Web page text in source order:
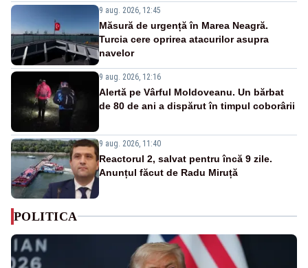
9 aug. 2026, 12:45
Măsură de urgență în Marea Neagră.
Turcia cere oprirea atacurilor asupra
navelor
9 aug. 2026, 12:16
Alertă pe Vârful Moldoveanu. Un bărbat
de 80 de ani a dispărut în timpul coborârii
9 aug. 2026, 11:40
Reactorul 2, salvat pentru încă 9 zile.
Anunțul făcut de Radu Miruță
POLITICA